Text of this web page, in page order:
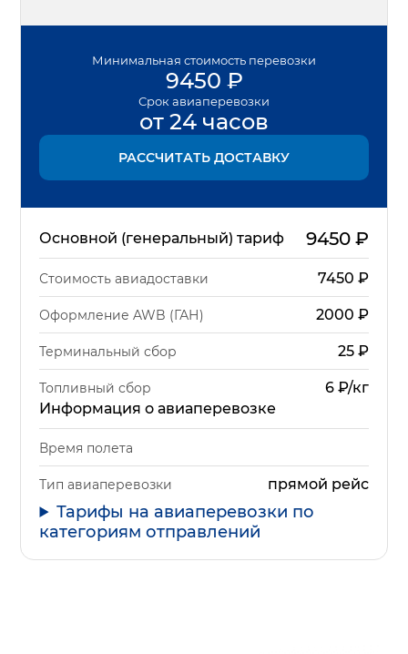
Минимальная стоимость перевозки
9450 ₽
Срок авиаперевозки
от 24 часов
РАССЧИТАТЬ ДОСТАВКУ
Основной (генеральный) тариф 9450₽
Стоимость авиадоставки 7450 ₽
Оформление AWB (ГАН) 2000 ₽
Терминальный сбор 25₽
Топливный сбор
6 ₽/кг
Информация о авиаперевозке
Время полета
Тип авиаперевозки прямой рейс
Тарифы на авиаперевозки по
категориям отправлений